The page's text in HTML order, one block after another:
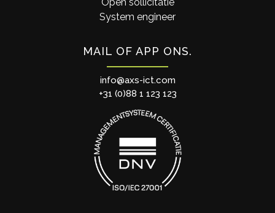
System engineer
MAIL OF APP ONS
info@axs-ict.com
+31 (0)88 1 123 123